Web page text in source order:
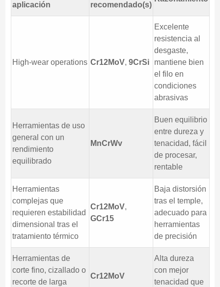
aplicación
recomendado(s)
High-wear operations Cr12MoV, 9CrSi
Excelente
resistencia al
desgaste,
mantiene bien
el filo en
condiciones
abrasivas
Herramientas de uso
general con un
rendimiento
equilibrado
MnCrWv
Buen equilibrio
entre dureza y
tenacidad, fácil
de procesar,
rentable
Herramientas
complejas que
requieren estabilidad
dimensional tras el
tratamiento térmico
Cr12MoV,
GCr15
Baja distorsión
tras el temple,
adecuado para
herramientas
de precisión
Herramientas de
corte fino, cizallado o
recorte de larga
Cr12MoV
Alta dureza
con mejor
tenacidad que